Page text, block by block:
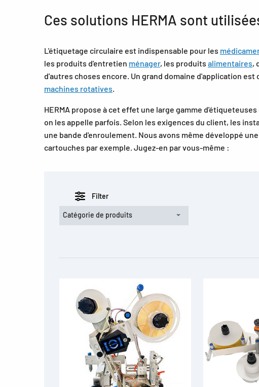
Ces solutions HERMA sont
L'étiquetage circulaire est indispensable pour les
les produits d'entretien ménager, les produits alimentaires,
d'autres choses encore. Un grand domaine d'application
machines rotatives.
HERMA propose à cet effet une large gamme
on les appelle parfois. Selon les exigences du client, les
une bande d'enroulement. Nous avons même développé
cartouches par exemple. Jugez-en par vous-même :
Filter
Catégorie de produits